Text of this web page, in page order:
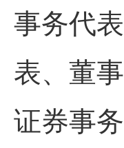
事务代
表、董
证券事